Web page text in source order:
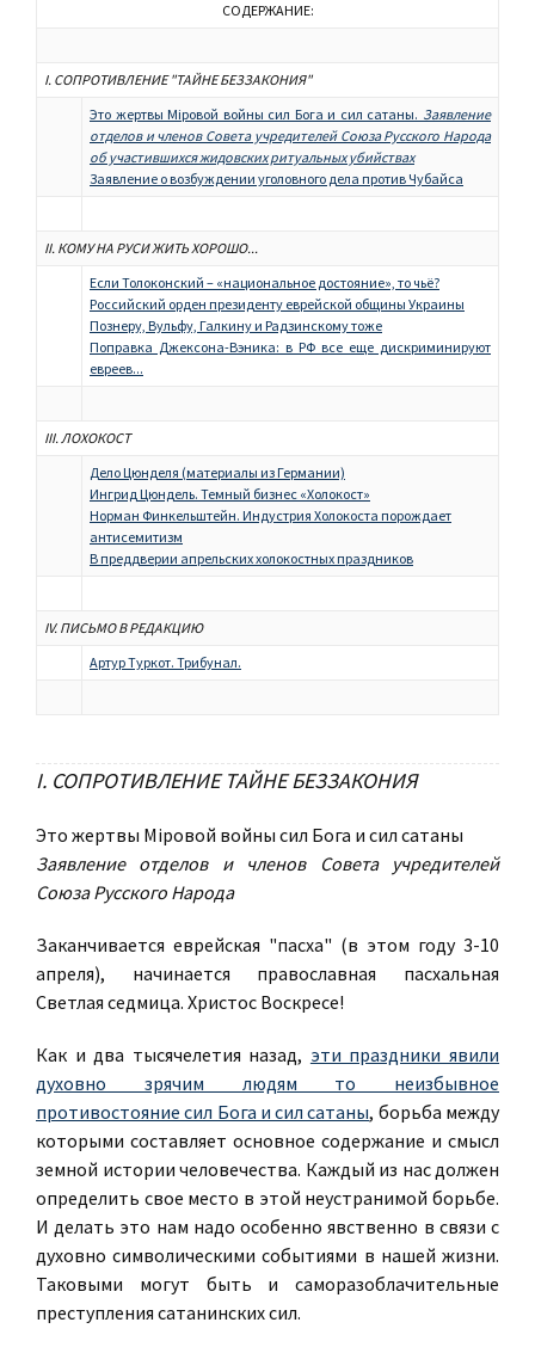
СОДЕРЖАНИЕ:
I. СОПРОТИВЛЕНИЕ "ТАЙНЕ БЕЗЗАКОНИЯ"
Это жертвы Міровой войны сил Бога и сил сатаны. Заявление
отделов и членов Совета учредителей Союза Русского Народа
об участившихся жидовских ритуальных убийствах
Заявление о возбуждении уголовного дела против Чубайса
II. КОМУ НА РУСИ ЖИТЬ ХОРОШО...
Если Толоконский – «национальное достояние», то чьё?
Российский орден президенту еврейской общины Украины
Познеру, Вульфу, Галкину и Радзинскому тоже
Поправка Джексона-Вэника: в РФ все еще дискриминируют
евреев...
III. ЛОХОКОСТ
Дело Цюнделя (материалы из Германии)
Ингрид Цюндель. Темный бизнес «Холокост»
Норман Финкельштейн. Индустрия Холокоста порождает
антисемитизм
В преддверии апрельских холокостных праздников
IV. ПИСЬМО В РЕДАКЦИЮ
Артур Туркот. Трибунал.
I. СОПРОТИВЛЕНИЕ ТАЙНЕ БЕЗЗАКОНИЯ
Это жертвы Міровой войны сил Бога и сил сатаны
Заявление отделов и членов Совета учредителей
Союза Русского Народа
Заканчивается еврейская "пасха" (в этом году 3-10
апреля), начинается православная пасхальная
Светлая седмица. Христос Воскресе!
Как и два тысячелетия назад, эти праздники явили
духовно зрячим людям то неизбывное
противостояние сил Бога и сил сатаны, борьба между
которыми составляет основное содержание и смысл
земной истории человечества. Каждый из нас должен
определить свое место в этой неустранимой борьбе.
И делать это нам надо особенно явственно в связи с
духовно символическими событиями в нашей жизни.
Таковыми могут быть и саморазоблачительные
преступления сатанинских сил.